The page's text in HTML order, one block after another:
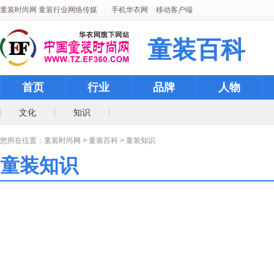
童装时尚网 童装行业网络传媒 手机华衣网 移动客户端
童装百科
首页 行业 品牌 人物
文化 知识
您所在位置： 童装时尚网 > 童装百科 > 童装知识
童装知识